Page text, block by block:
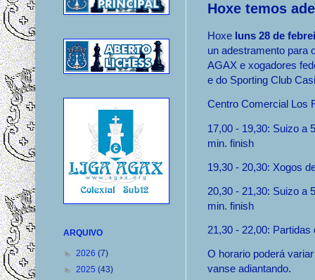
Hoxe temos
Hoxe luns 28 de
un adestramento para
AGAX e xogadores
e do Sporting Club
Centro Comercial Los
17,00 - 19,30: Suizo a
min. finish
19,30 - 20,30: Xogos
20,30 - 21,30: Suizo a
min. finish
21,30 - 22,00:
O horario poderá
vanse adiantando.
ARQUIVO
► 2026 (7)
► 2025 (43)